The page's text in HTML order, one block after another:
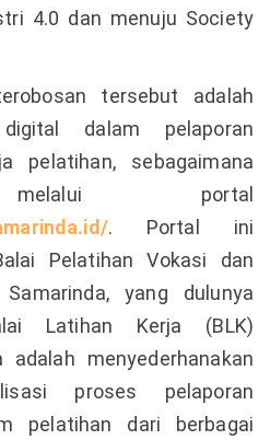
4.0 dan menuju Society
tersebut adalah
dalam pelaporan
pelatihan, sebagaimana
melalui portal
. Portal ini
Pelatihan Vokasi dan
yang dulunya
Latihan Kerja (BLK)
adalah menyederhanakan
proses pelaporan
pelatihan dari berbagai